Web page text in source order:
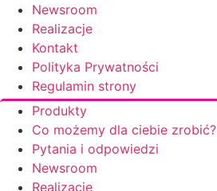
Newsroom
Realizacje
Kontakt
Polityka Prywatności
Regulamin strony
Produkty
Co możemy dla ciebie zrobić?
Pytania i odpowiedzi
Newsroom
Realizacje